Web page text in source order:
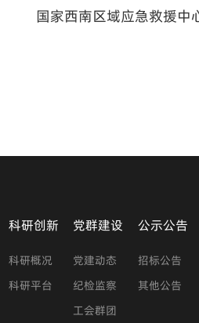
国家西南区域应急救援中
科研创新
科研概况
科研平台
党群建设
党建动态
纪检监察
工会群团
公示公告
招标公告
其他公告